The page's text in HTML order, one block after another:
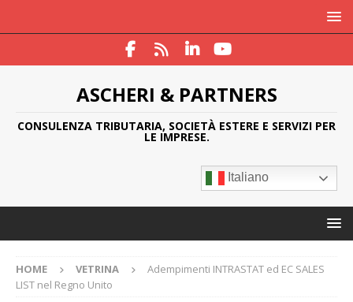
ASCHERI & PARTNERS
CONSULENZA TRIBUTARIA, SOCIETÀ ESTERE E SERVIZI PER
LE IMPRESE.
Italiano
HOME VETRINA
Adempimenti INTRASTAT ed EC SALES
LIST nel Regno Unito